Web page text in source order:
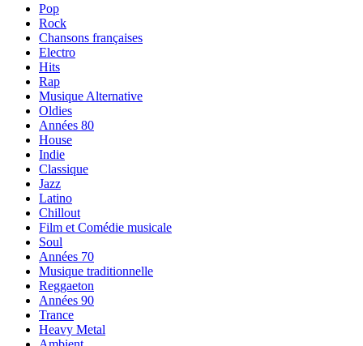
Pop
Rock
Chansons françaises
Electro
Hits
Rap
Musique Alternative
Oldies
Années 80
House
Indie
Classique
Jazz
Latino
Chillout
Film et Comédie musicale
Soul
Années 70
Musique traditionnelle
Reggaeton
Années 90
Trance
Heavy Metal